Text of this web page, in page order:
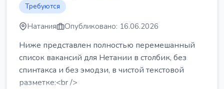
Требуются
Натания Опубликовано: 16.06.2026
Ниже представлен полностью перемешанный
список вакансий для Нетании в столбик, без
спинтакса и без эмодзи, в чистой текстовой
разметке:<br />